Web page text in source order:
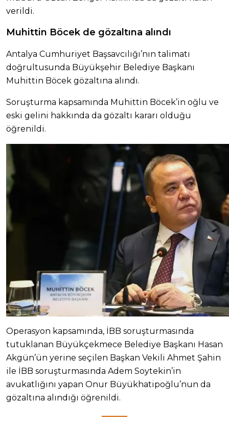
verildi.
Muhittin Böcek de gözaltına alındı
Antalya Cumhuriyet Başsavcılığı’nın talimatı
doğrultusunda Büyükşehir Belediye Başkanı
Muhittin Böcek gözaltına alındı.
Soruşturma kapsamında Muhittin Böcek’in oğlu ve
eski gelini hakkında da gözaltı kararı olduğu
öğrenildi.
Operasyon kapsamında, İBB soruşturmasında
tutuklanan Büyükçekmece Belediye Başkanı Hasan
Akgün’ün yerine seçilen Başkan Vekili Ahmet Şahin
ile İBB soruşturmasında Adem Soytekin’in
avukatlığını yapan Onur Büyükhatipoğlu’nun da
gözaltına alındığı öğrenildi.